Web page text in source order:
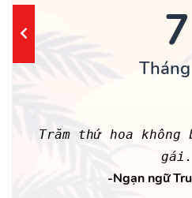
7
Trăm thứ hoa không
gái.
-Ngạn ngữ